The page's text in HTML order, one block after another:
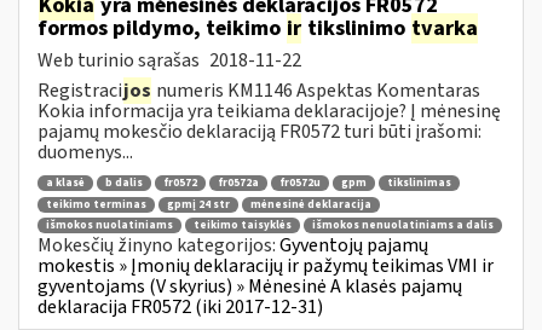
formos pildymo, teikimo ir tikslinimo tvarka
Web turinio sąrašas 2018-11-22
Registracijos numeris KM1146 Aspektas Komentaras
Kokia informacija yra teikiama deklaracijoje? Į mėnesinę
pajamų mokesčio deklaraciją FR0572 turi būti įrašomi:
duomenys...
a klasė b dalis fr0572 fr0572a fr0572u gpm
tikslinimas
teikimo terminas
gpmį 24 str
mėnesinė deklaracija
išmokos nuolatiniams
teikimo taisyklės išmokos nenuolatiniams a dalis
Mokesčių žinyno kategorijos:Gyventojų pajamų
mokestis » Įmonių deklaracijų ir pažymų teikimas VMI ir
gyventojams (V skyrius) » Mėnesinė A klasės pajamų
deklaracija FR0572 (iki 2017-12-31)